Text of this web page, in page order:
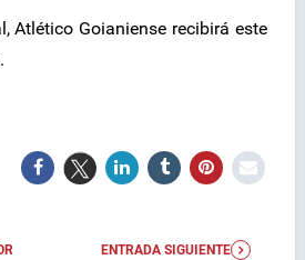
Atlético Goianiense recibirá este
ENTRADA SIGUIENTE